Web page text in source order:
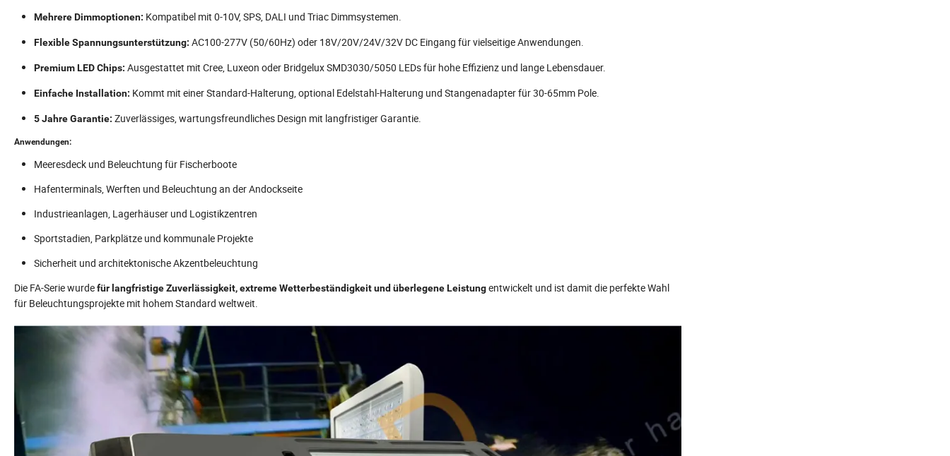
Mehrere Dimmoptionen: Kompatibel mit 0-10V, SPS, DALI und Triac Dimmsystemen.
Flexible Spannungsunterstützung: AC100-277V (50/60Hz) oder 18V/20V/24V/32V DC Eingang für vielseitige Anwendungen.
Premium LED Chips: Ausgestattet mit Cree, Luxeon oder Bridgelux SMD3030/5050 LEDs für hohe Effizienz und lange Lebensdauer.
Einfache Installation: Kommt mit einer Standard-Halterung, optional Edelstahl-Halterung und Stangenadapter für 30-65mm Pole.
5 Jahre Garantie: Zuverlässiges, wartungsfreundliches Design mit langfristiger Garantie.
Anwendungen:
Meeresdeck und Beleuchtung für Fischerboote
Hafenterminals, Werften und Beleuchtung an der Andockseite
Industrieanlagen, Lagerhäuser und Logistikzentren
Sportstadien, Parkplätze und kommunale Projekte
Sicherheit und architektonische Akzentbeleuchtung
Die FA-Serie wurdefür langfristige Zuverlässigkeit, extreme Wetterbeständigkeit und überlegene Leistungentwickelt und ist damit die perfekte Wahl
für Beleuchtungsprojekte mit hohem Standard weltweit.